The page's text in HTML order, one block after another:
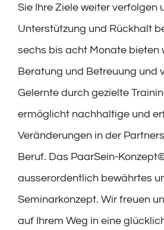
Sie Ihre Ziele weiter verfolgen
Unterstützung und Rückhalt
sechs bis acht Monate bieten
Beratung und Betreuung und
Gelernte durch gezielte
ermöglicht nachhaltige und
Veränderungen in der
Beruf. Das PaarSein-
ausserordentlich bewährtes
Seminarkonzept. Wir freuen
auf Ihrem Weg in eine